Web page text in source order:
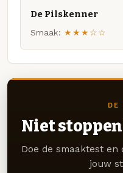
De Pilskenner
Smaak: ★★★☆☆
DE
Niet
Doe de smaaktest
jouw